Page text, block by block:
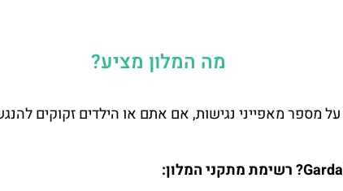
מה המלון מציע?
על מספר מאפייני נגישות, אם אתם או הילדים זקוקים